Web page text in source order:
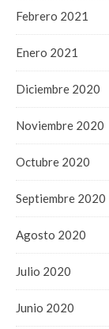
Febrero 2021
Enero 2021
Diciembre 2020
Noviembre 2020
Octubre 2020
Septiembre 2020
Agosto 2020
Julio 2020
Junio 2020